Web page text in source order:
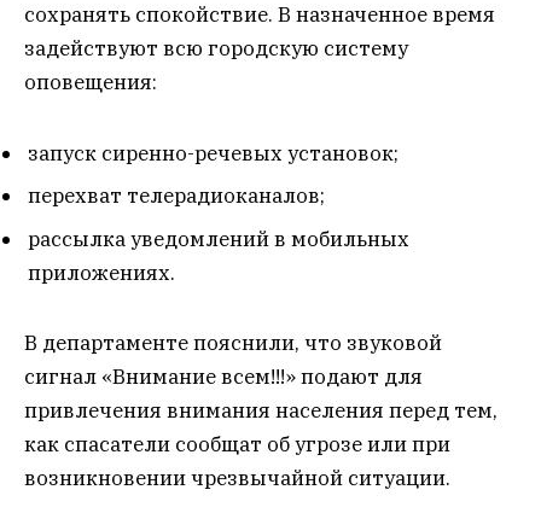
сохранять спокойствие. В назначенное время
задействуют всю городскую систему
оповещения:
запуск сиренно-речевых установок;
перехват телерадиоканалов;
рассылка уведомлений в мобильных
приложениях.
В департаменте пояснили, что звуковой
сигнал «Внимание всем!!!» подают для
привлечения внимания населения перед тем,
как спасатели сообщат об угрозе или при
возникновении чрезвычайной ситуации.